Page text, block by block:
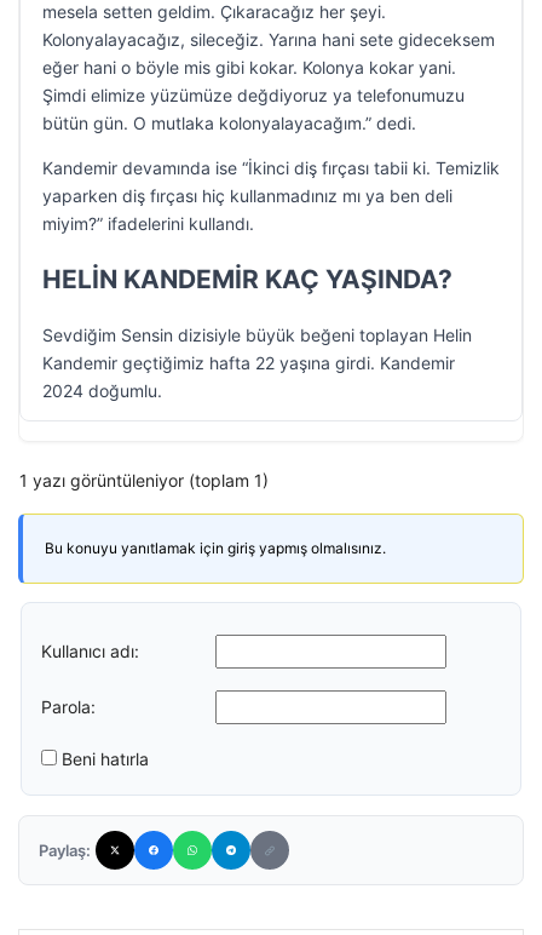
mesela setten geldim. Çıkaracağız her şeyi.
Kolonyalayacağız, sileceğiz. Yarına hani sete gideceksem
eğer hani o böyle mis gibi kokar. Kolonya kokar yani.
Şimdi elimize yüzümüze değdiyoruz ya telefonumuzu
bütün gün. O mutlaka kolonyalayacağım.” dedi.
Kandemir devamında ise “İkinci diş fırçası tabii ki. Temizlik
yaparken diş fırçası hiç kullanmadınız mı ya ben deli
miyim?” ifadelerini kullandı.
HELİN KANDEMİR KAÇ YAŞINDA?
Sevdiğim Sensin dizisiyle büyük beğeni toplayan Helin
Kandemir geçtiğimiz hafta 22 yaşına girdi. Kandemir
2024 doğumlu.
1 yazı görüntüleniyor (toplam 1)
Bu konuyu yanıtlamak için giriş yapmış olmalısınız.
Kullanıcı adı:
Parola:
Beni hatırla
Paylaş: